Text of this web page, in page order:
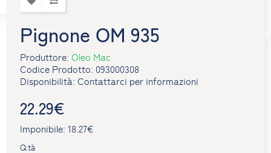
Pignone OM 935
Produttore:Oleo Mac
Codice Prodotto: 093000308
Disponibilità: Contattarci per informazioni
22.29€
Imponibile: 18.27€
Q.tà